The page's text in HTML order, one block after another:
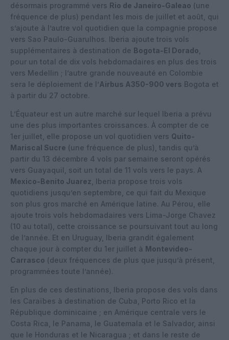
désormais programmé vers Rio de Janeiro-Galeao (une
fréquence de plus) pendant les mois de juillet et août, qui
s’ajoute à l’autre vol quotidien que la compagnie propose
vers Sao Paulo-Guarulhos. Iberia ajoute trois vols
supplémentaires à destination de Bogota-El Dorado
pour un total de dix vols hebdomadaires en plus des trois
vers Medellin ; l’autre grande nouveauté en Colombie
sera le déploiement de l’Airbus A350-900 vers Bogota et
à partir du 27 octobre.
L’Équateur est un autre marché sur lequel Iberia a prévu
une des plus importantes croissances. À compter de ce
1er juillet, elle propose un vol quotidien vers Quito-
Mariscal Sucre (une fréquence de plus), tandis qu’à
partir du 13 décembre 4 vols par semaine seront opérés
vers Guayaquil, soit un total de 11 vols vers le pays. A
Mexico-Benito Juarez , Iberia propose trois vols
quotidiens jusqu’en septembre, ce qui fait du Mexique
son plus gros marché en Amérique latine. Au Pérou, elle
ajoute trois vols hebdomadaires vers Lima-Jorge Chavez
(10 au total), cette croissance se poursuivant tout au long
de l’année. Et en Uruguay, Iberia grandit également
chaque jour à compter du 1er juillet à Montevideo-
Carrasco (deux fréquences de plus que jusqu’à présent,
programmées toute l’année).
En plus de ces destinations, Iberia propose des vols dans
les Caraïbes à destination de Cuba, Porto Rico et la
République dominicaine ; en Amérique centrale vers le
Costa Rica, le Panama, le Guatemala et le Salvador, ainsi
que le Honduras et le Nicaragua ; et dans le reste de